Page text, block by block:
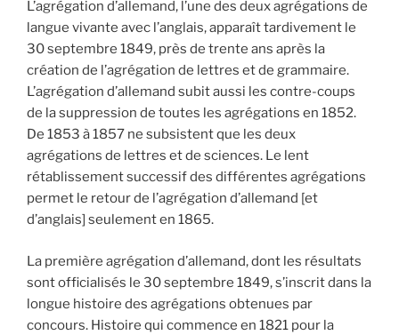
L’agrégation d’allemand, l’une des deux agrégations de
langue vivante avec l’anglais, apparaît tardivement le
30 septembre 1849, près de trente ans après la
création de l’agrégation de lettres et de grammaire.
L’agrégation d’allemand subit aussi les contre-coups
de la suppression de toutes les agrégations en 1852.
De 1853 à 1857 ne subsistent que les deux
agrégations de lettres et de sciences. Le lent
rétablissement successif des différentes agrégations
permet le retour de l’agrégation d’allemand [et
d’anglais] seulement en 1865.
La première agrégation d’allemand, dont les résultats
sont officialisés le 30 septembre 1849, s’inscrit dans la
longue histoire des agrégations obtenues par
concours. Histoire qui commence en 1821 pour la